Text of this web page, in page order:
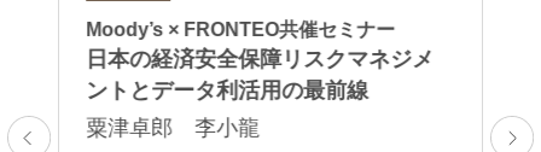
Moody’s × FRONTEO共催セミナー
日本の経済安全保障リスクマネジメ
ントとデータ利活用の最前線
粟津卓郎 李小龍